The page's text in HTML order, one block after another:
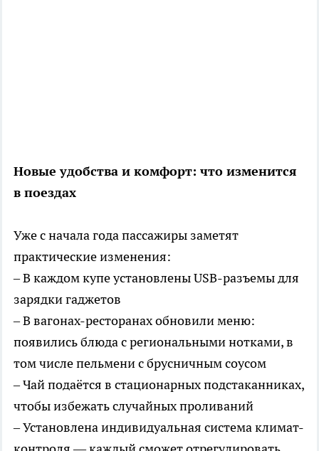
Новые удобства и комфорт: что изменится
в поездах
Уже с начала года пассажиры заметят
практические изменения:
– В каждом купе установлены USB-разъемы для
зарядки гаджетов
– В вагонах-ресторанах обновили меню:
появились блюда с региональными нотками, в
том числе пельмени с брусничным соусом
– Чай подаётся в стационарных подстаканниках,
чтобы избежать случайных проливаний
– Установлена индивидуальная система климат-